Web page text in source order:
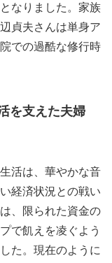
なりました。家族
貞夫さんは単身ア
での過酷な修行時
を支えた夫婦
活は、華やかな音
経済状況との戦い
、限られた資金の
で飢えを凌ぐよう
た。現在のように